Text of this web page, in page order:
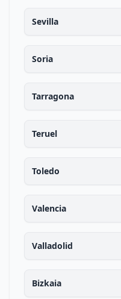
Sevilla
Soria
Tarragona
Teruel
Toledo
Valencia
Valladolid
Bizkaia